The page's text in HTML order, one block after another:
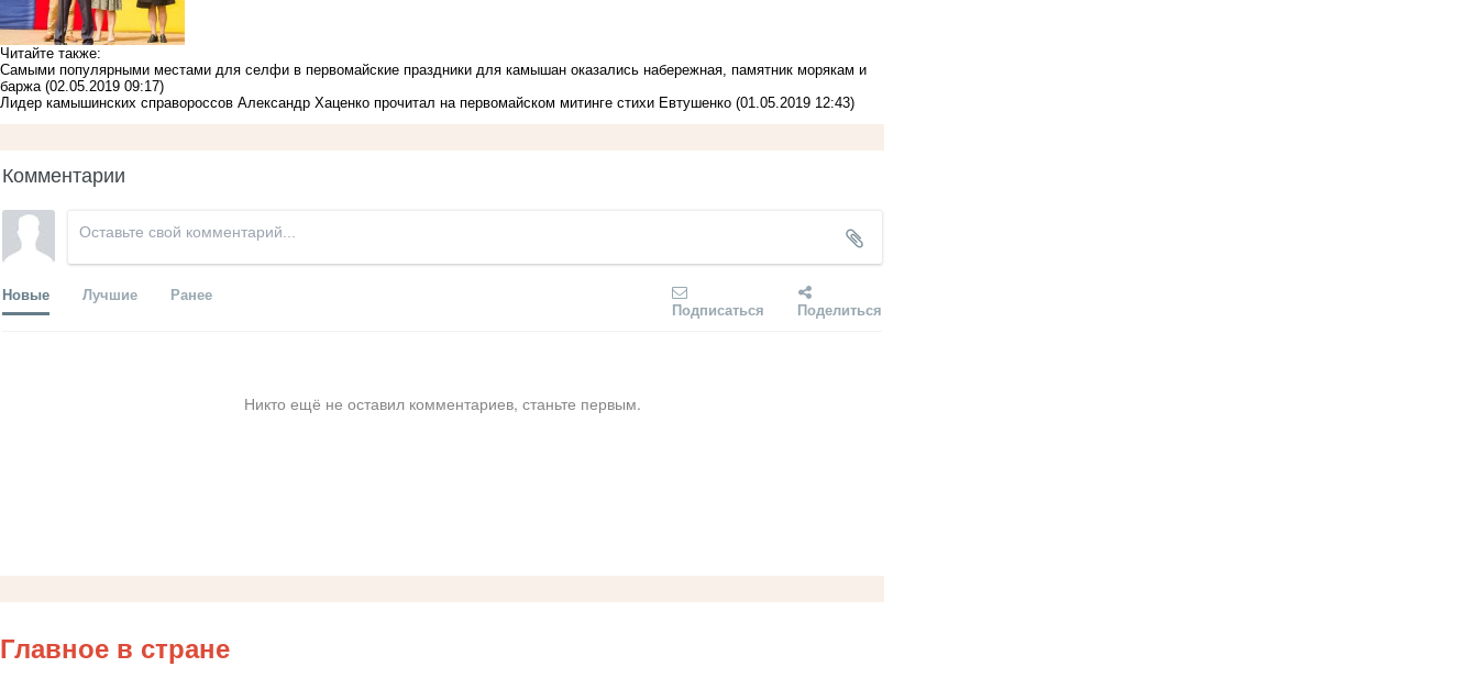
Читайте также:
Самыми популярными местами для селфи в первомайские праздники для камышан оказались набережная, памятник морякам и
баржа (02.05.2019 09:17)
Лидер камышинских справороссов Александр Хаценко прочитал на первомайском митинге стихи Евтушенко (01.05.2019 12:43)
Комментарии
Новые Лучшие Ранее
Подписаться Поделиться
Никто ещё не оставил комментариев, станьте первым.
Главное в стране